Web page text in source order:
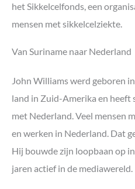
het Sikkelcelfonds, een
mensen met sikkelcelziekte.
Van Suriname naar Nederland
John Williams werd geboren
land in Zuid-Amerika en heeft
met Nederland. Veel mensen
en werken in Nederland. Dat
Hij bouwde zijn loopbaan op
jaren actief in de mediawereld.